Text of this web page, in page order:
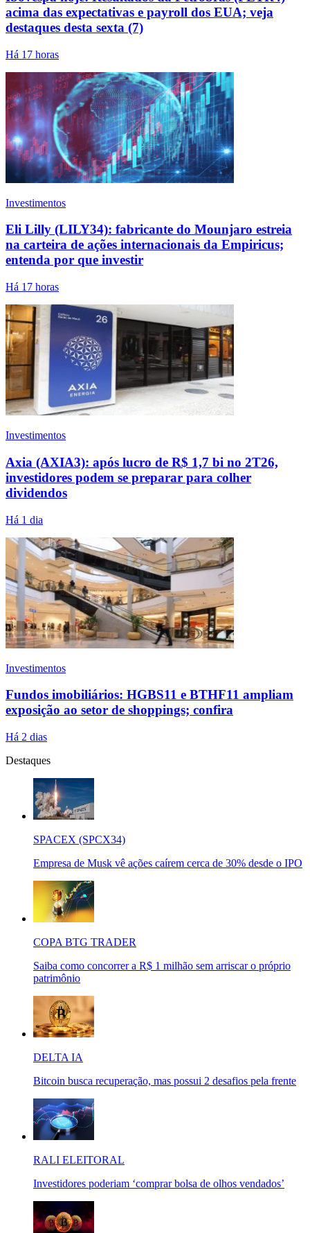
acima das expectativas e payroll dos EUA; veja
destaques desta sexta (7)
Há 17 horas
Investimentos
Eli Lilly (LILY34): fabricante do Mounjaro estreia
na carteira de ações internacionais da Empiricus;
entenda por que investir
Há 17 horas
Investimentos
Axia (AXIA3): após lucro de R$ 1,7 bi no 2T26,
investidores podem se preparar para colher
dividendos
Há 1 dia
Investimentos
Fundos imobiliários: HGBS11 e BTHF11 ampliam
exposição ao setor de shoppings; confira
Há 2 dias
Destaques
SPACEX (SPCX34)
Empresa de Musk vê ações caírem cerca de 30% desde o IPO
COPA BTG TRADER
Saiba como concorrer a R$ 1 milhão sem arriscar o próprio
patrimônio
DELTA IA
Bitcoin busca recuperação, mas possui 2 desafios pela frente
RALI ELEITORAL
Investidores poderiam ‘comprar bolsa de olhos vendados’